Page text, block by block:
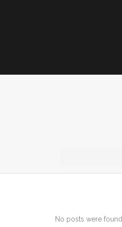
No posts were found.